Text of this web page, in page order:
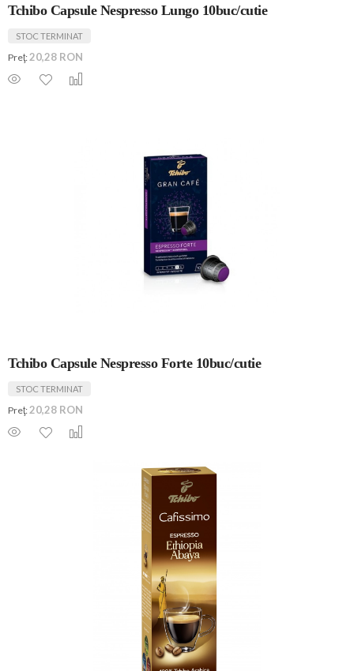
Tchibo Capsule Nespresso Lungo 10buc/cutie
STOC TERMINAT
Preţ:20,28 RON
Tchibo Capsule Nespresso Forte 10buc/cutie
STOC TERMINAT
Preţ:20,28 RON